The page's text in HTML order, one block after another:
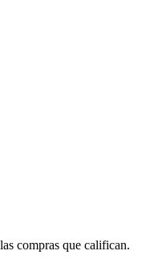
compras que califican.